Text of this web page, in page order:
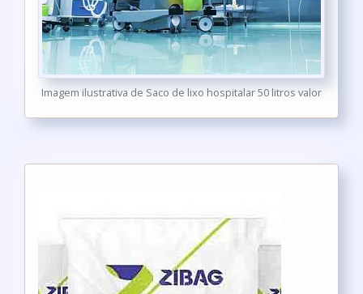
Imagem ilustrativa de Saco de lixo hospitalar 50 litros valor